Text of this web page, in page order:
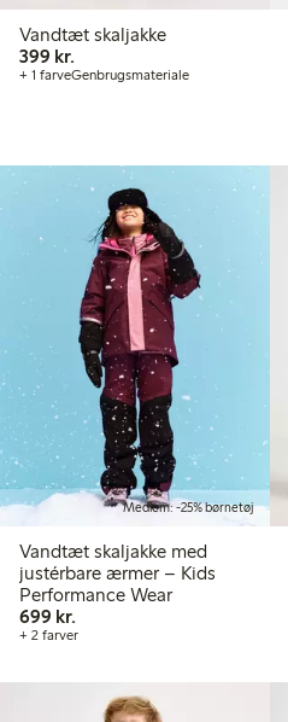
Vandtæt skaljakke
399 kr.
+ 1 farveGenbrugsmateriale
Medlem: -25% børnetøj
Vandtæt skaljakke med
justérbare ærmer – Kids
Performance Wear
699 kr.
+ 2 farver